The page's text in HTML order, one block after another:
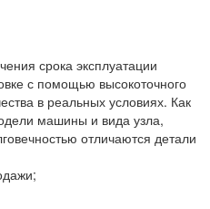
срока эксплуатации
с помощью высокоточного
в реальных условиях. Как
машины и вида узла,
отличаются детали